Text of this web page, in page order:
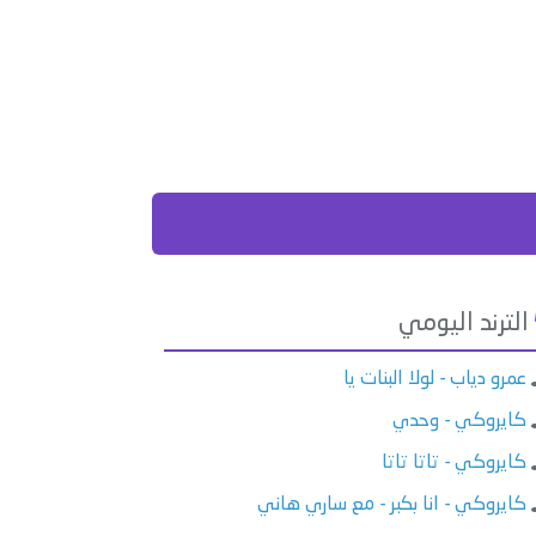
الترند اليومي
عمرو دياب - لولا البنات يا
كايروكي - وحدي
كايروكي - تاتا تاتا
كايروكي - انا بكبر - مع ساري هاني